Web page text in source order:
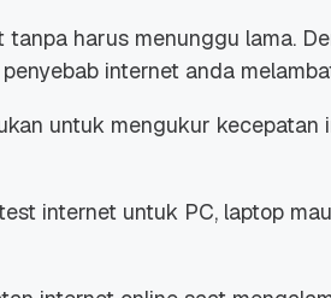
harus menunggu lama.
internet anda
untuk mengukur kecepatan
internet untuk PC, laptop